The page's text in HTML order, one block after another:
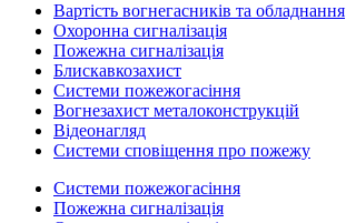
Вартість вогнегасників та обладнання
Охоронна сигналізація
Пожежна сигналізація
Блискавкозахист
Системи пожежогасіння
Вогнезахист металоконструкцій
Відеонагляд
Системи сповіщення про пожежу
Системи пожежогасіння
Пожежна сигналізація